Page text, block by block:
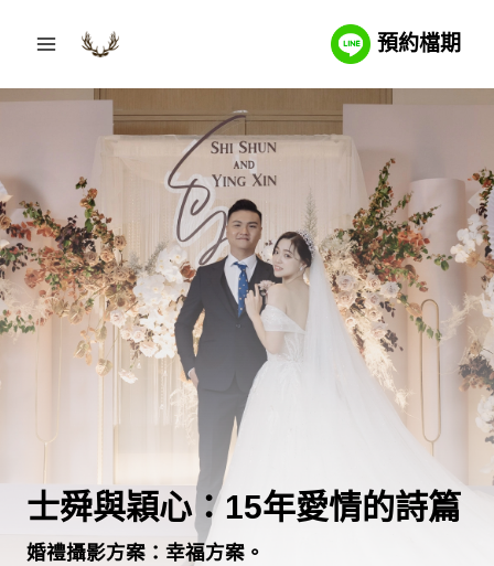
content
預約檔期
士舜與穎心：15年愛情的詩篇
婚禮攝影方案：幸福方案。